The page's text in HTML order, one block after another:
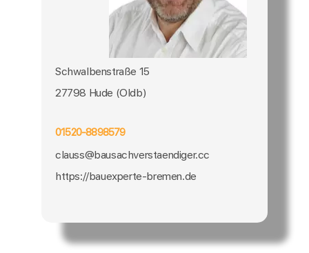
Schwalbenstraße 15
27798 Hude (Oldb)
01520-8898579
clauss@bausachverstaendiger.cc
https://bauexperte-bremen.de